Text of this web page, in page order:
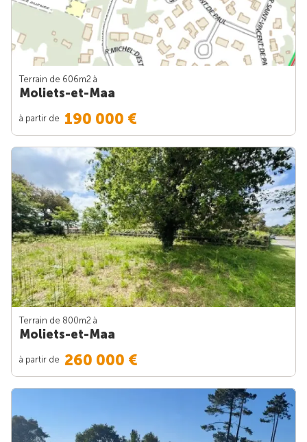
Terrain de 606m2 à
Moliets-et-Maa
à partir de 190 000 €
Terrain de 800m2 à
Moliets-et-Maa
à partir de 260 000 €